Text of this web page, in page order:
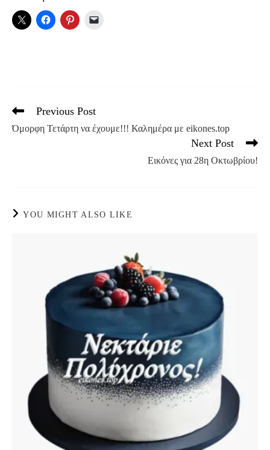
Read
articles
Previous Post
Όμορφη Τετάρτη να έχουμε!!! Καλημέρα με eikones.top
Next Post
Eικόνες για 28η Οκτωβρίου!
YOU MIGHT ALSO LIKE